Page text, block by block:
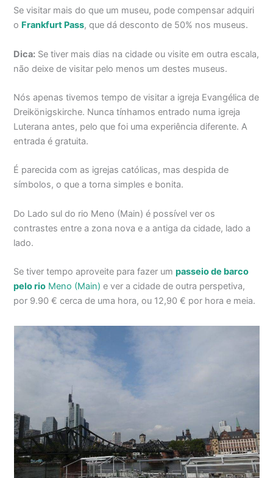
Se visitar mais do que um museu, pode compensar adquiri
o Frankfurt Pass, que dá desconto de 50% nos museus.
Dica: Se tiver mais dias na cidade ou visite em outra escala,
não deixe de visitar pelo menos um destes museus.
Nós apenas tivemos tempo de visitar a igreja Evangélica de
Dreikönigskirche. Nunca tínhamos entrado numa igreja
Luterana antes, pelo que foi uma experiência diferente. A
entrada é gratuita.
É parecida com as igrejas católicas, mas despida de
símbolos, o que a torna simples e bonita.
Do Lado sul do rio Meno (Main) é possível ver os
contrastes entre a zona nova e a antiga da cidade, lado a
lado.
Se tiver tempo aproveite para fazer umpasseio de barco
pelo rio Meno (Main) e ver a cidade de outra perspetiva,
por 9.90 € cerca de uma hora, ou 12,90 € por hora e meia.